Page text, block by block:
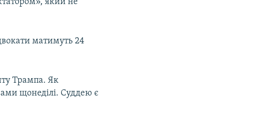
матимуть 24
Трампа. Як
щонеділі. Суддею є